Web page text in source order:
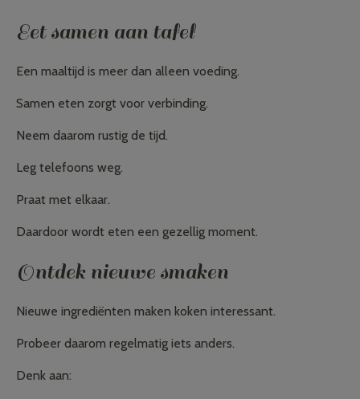
Eet samen aan tafel
Een maaltijd is meer dan alleen voeding.
Samen eten zorgt voor verbinding.
Neem daarom rustig de tijd.
Leg telefoons weg.
Praat met elkaar.
Daardoor wordt eten een gezellig moment.
Ontdek nieuwe smaken
Nieuwe ingrediënten maken koken interessant.
Probeer daarom regelmatig iets anders.
Denk aan: